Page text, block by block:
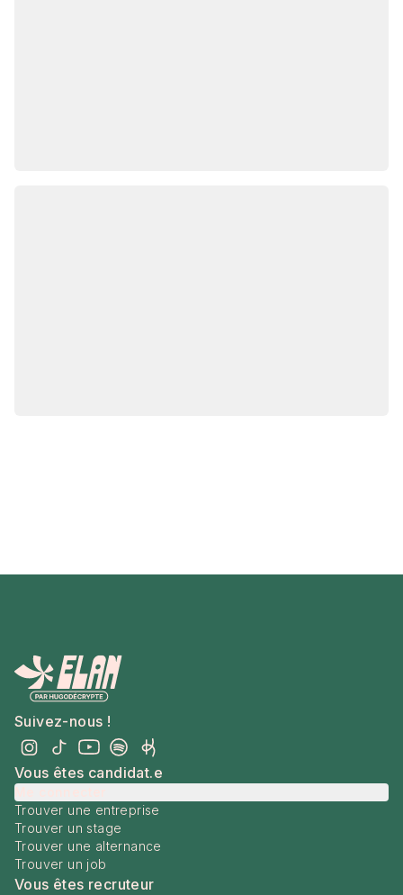
Suivez-nous !
Vous êtes candidat.e
Trouver une entreprise
Trouver un stage
Trouver une alternance
Trouver un job
Vous êtes recruteur